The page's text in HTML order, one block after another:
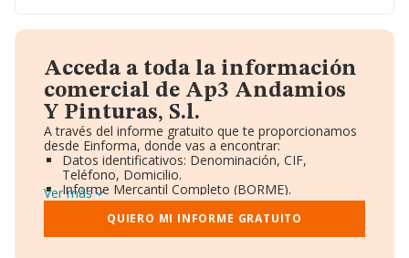
Acceda a toda la información
comercial de Ap3 Andamios
Y Pinturas, S.l.
A través del informe gratuito que te proporcionamos
desde Einforma, donde vas a encontrar:
Datos identificativos: Denominación, CIF,
Teléfono, Domicilio.
Informe Mercantil Completo (BORME).
Gráficos de Evolución Ventas y Empleados.
Consejo de Administración y Administradores.
Directivos y Ejecutivos.
Ver más
QUIERO MI INFORME GRATUITO